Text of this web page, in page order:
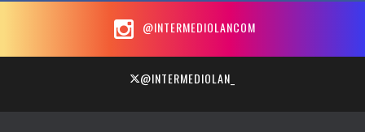
@INTERMEDIOLANCOM
@INTERMEDIOLAN_